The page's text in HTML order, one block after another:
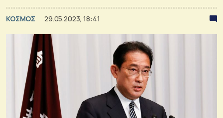
ΚΟΣΜΟΣ 29.05.2023, 18:41